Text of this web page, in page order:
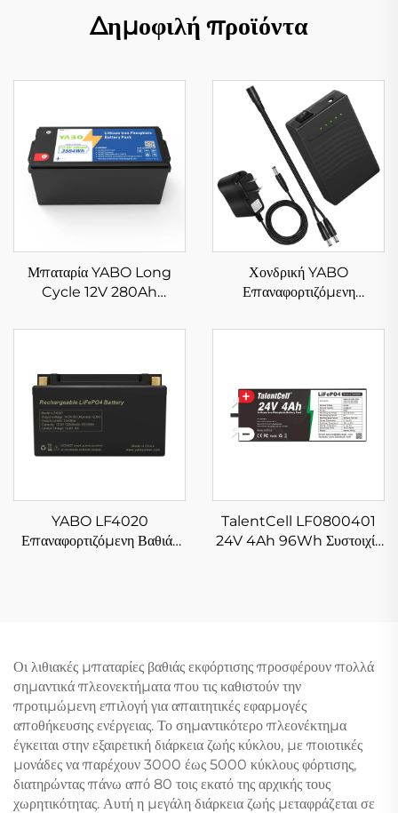
Δημοφιλή προϊόντα
Μπαταρία YABO Long
Cycle 12V 280Ah
φωσφορικού σιδήρου, βαθιάς
όχημα, καροτσάκι γκολφ και
ηλιακή ενέργεια
Χονδρική YABO
Επαναφορτιζόμενη
3000mAh Ιόντων Λιθίου,
Λιθίου για LED Φώτα
YABO LF4020
Επαναφορτιζόμενη Βαθιάς
TalentCell LF0800401
24V 4Ah 96Wh Συστοιχία
Οι λιθιακές μπαταρίες βαθιάς εκφόρτισης προσφέρουν πολλά
σημαντικά πλεονεκτήματα που τις καθιστούν την
προτιμώμενη επιλογή για απαιτητικές εφαρμογές
αποθήκευσης ενέργειας. Το σημαντικότερο πλεονέκτημα
έγκειται στην εξαιρετική διάρκεια ζωής κύκλου, με ποιοτικές
μονάδες να παρέχουν 3000 έως 5000 κύκλους φόρτισης,
διατηρώντας πάνω από 80 τοις εκατό της αρχικής τους
χωρητικότητας. Αυτή η μεγάλη διάρκεια ζωής μεταφράζεται σε